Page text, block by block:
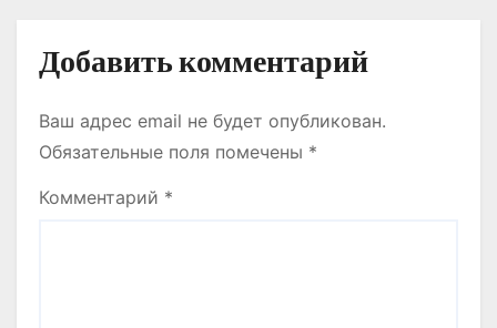
Добавить комментарий
Ваш адрес email не будет опубликован.
Обязательные поля помечены *
Комментарий *